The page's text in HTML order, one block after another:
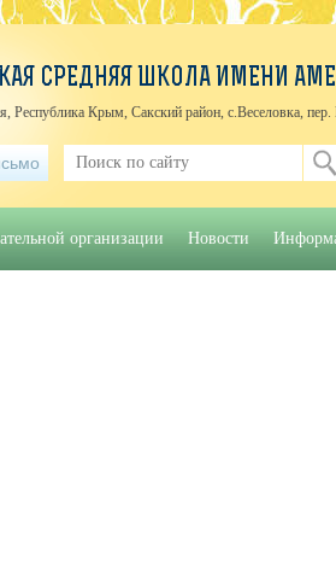
СРЕДНЯЯ ШКОЛА ИМЕНИ
Республика Крым, Сакский район, с.Веселовка,
организации Новости